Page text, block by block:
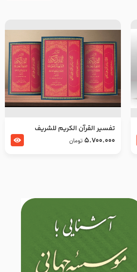
تفسير القرآن الكريم للشريف
المرتضي قدس سرّه
5.700.000 تومان